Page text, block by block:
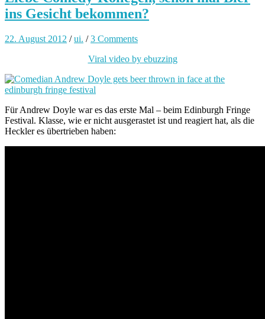
ins Gesicht bekommen?
22. August 2012 /ui. /3 Comments
Viral video by ebuzzing
Für Andrew Doyle war es das erste Mal – beim Edinburgh Fringe
Festival. Klasse, wie er nicht ausgerastet ist und reagiert hat, als die
Heckler es übertrieben haben: